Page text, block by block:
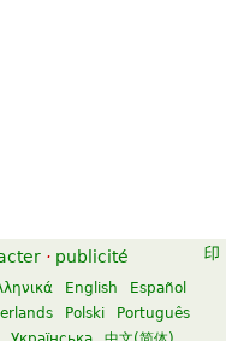
· publicité
English
Español
Polski
Português